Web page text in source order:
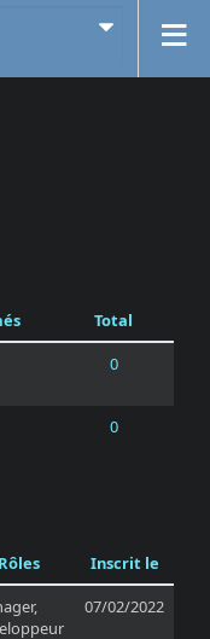
Total
0
0
Rôles
Inscrit le
07/02/2022